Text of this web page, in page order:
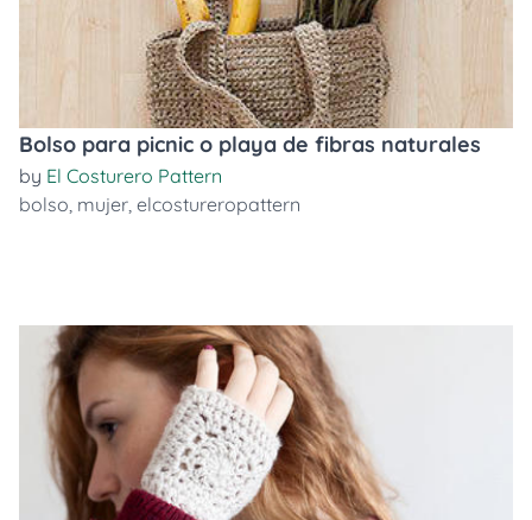
Bolso para picnic o playa de fibras naturales
by El Costurero Pattern
bolso, mujer, elcostureropattern